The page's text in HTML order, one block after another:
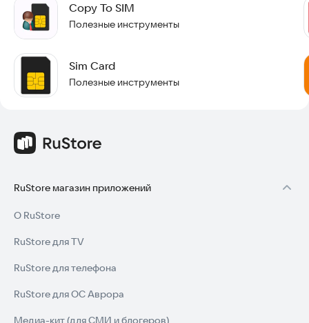
Copy To SIM
Полезные инструменты
Sim Card
Полезные инструменты
RuStore магазин приложений
О RuStore
RuStore для TV
RuStore для телефона
RuStore для ОС Аврора
Медиа-кит (для СМИ и блогеров)